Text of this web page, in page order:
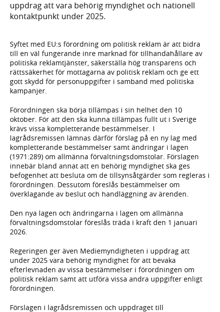
uppdrag att vara behörig myndighet och nationell
kontaktpunkt under 2025.
Syftet med EU:s förordning om politisk reklam är att bidra
till en väl fungerande inre marknad för tillhandahållare av
politiska reklamtjänster, säkerställa hög transparens och
rättssäkerhet för mottagarna av politisk reklam och ge ett
gott skydd för personuppgifter i samband med politiska
kampanjer.
Förordningen ska börja tillämpas i sin helhet den 10
oktober. För att den ska kunna tillämpas fullt ut i Sverige
krävs vissa kompletterande bestämmelser. I
lagrådsremissen lämnas därför förslag på en ny lag med
kompletterande bestämmelser samt ändringar i lagen
(1971:289) om allmänna förvaltningsdomstolar. Förslagen
innebär bland annat att en behörig myndighet ska ges
befogenhet att besluta om de tillsynsåtgärder som regleras i
förordningen. Dessutom föreslås bestämmelser om
överklagande av beslut och handläggning av ärenden.
Den nya lagen och ändringarna i lagen om allmänna
förvaltningsdomstolar föreslås träda i kraft den 1 januari
2026.
Regeringen ger även Mediemyndigheten i uppdrag att
under 2025 vara behörig myndighet för att bevaka
efterlevnaden av vissa bestämmelser i förordningen om
politisk reklam samt att utföra vissa andra uppgifter enligt
förordningen.
Förslagen i lagrådsremissen och uppdraget till